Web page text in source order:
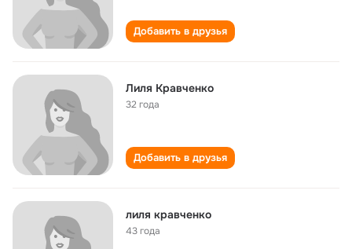
Добавить в друзья
Лиля Кравченко
32 года
Добавить в друзья
лиля кравченко
43 года